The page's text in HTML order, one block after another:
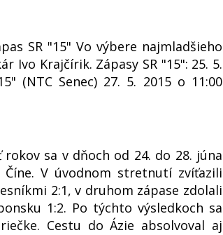
SR "15" Vo výbere najmladšieho
Ivo Krajčírik. Zápasy SR "15": 25. 5.
(NTC Senec) 27. 5. 2015 o 11:00
sa v dňoch od 24. do 28. júna
V úvodnom stretnutí zvíťazili
2:1, v druhom zápase zdolali
1:2. Po týchto výsledkoch sa
Cestu do Ázie absolvoval aj